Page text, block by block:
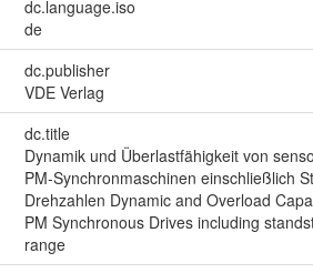
dc.language.iso
de
dc.publisher
VDE Verlag
dc.title
Dynamik und Überlastfähigkeit von
PM-Synchronmaschinen einschließlich
Drehzahlen Dynamic and Overload
PM Synchronous Drives including
range